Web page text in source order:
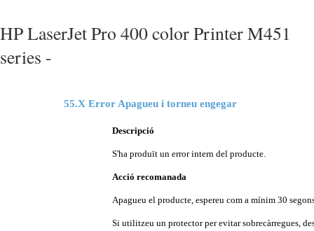
HP LaserJet Pro 400 color Printer M451
series -
55.X Error Apagueu i torneu engegar
Descripció
S'ha produït un error intern del producte.
Acció recomanada
Apagueu el producte, espereu com a mínim 30
Si utilitzeu un protector per evitar sobrecàrregues,